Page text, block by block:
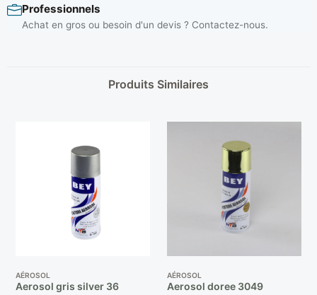
Professionnels
Achat en gros ou besoin d'un devis ? Contactez-nous.
Produits Similaires
AÉROSOL
Aerosol gris silver 36
AÉROSOL
Aerosol doree 3049